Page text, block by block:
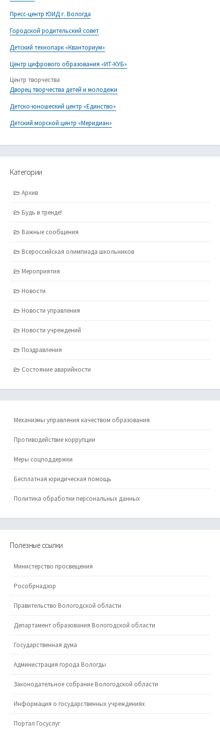
Пресс-центр ЮИД г. Вологда
Городской родительский совет
Детский технопарк «Кванториум»
Центр цифрового образования «ИТ-КУБ»
Центр творчества
Дворец творчества детей и молодежи
Детско-юношеский центр «Единство»
Детский морской центр «Меридиан»
Категории
Архив
Будь в тренде!
Важные сообщения
Всероссийская олимпиада школьников
Мероприятия
Новости
Новости управления
Новости учреждений
Поздравления
Состояние аварийности
Механизмы управления качеством образования
Противодействие коррупции
Меры соцподдержки
Бесплатная юридическая помощь
Политика обработки персональных данных
Полезные ссылки
Министерство просвещения
Рособрнадзор
Правительство Вологодской области
Департамент образования Вологодской области
Государственная дума
Администрация города Вологды
Законодательное собрание Вологодской области
Информация о государственных учреждениях
Портал Госуслуг